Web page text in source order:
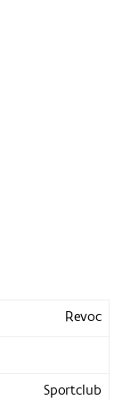
Revoc
Sportclub